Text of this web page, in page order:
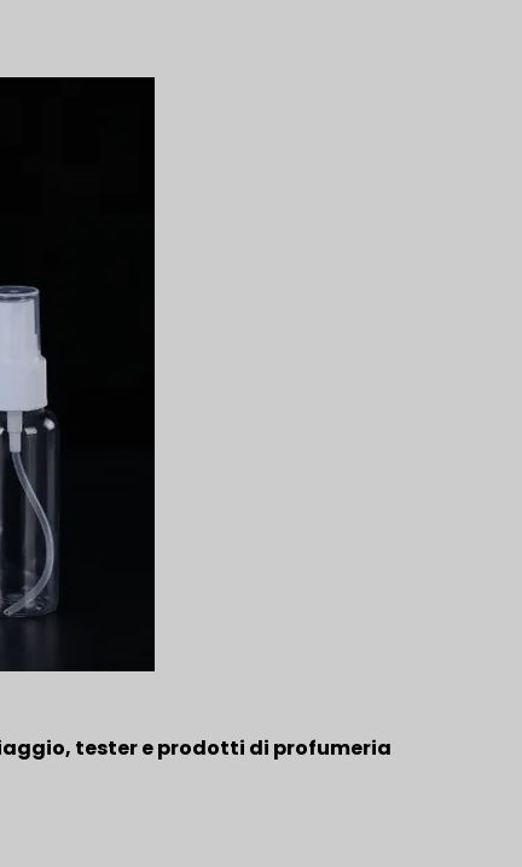
tester e prodotti di profumeria